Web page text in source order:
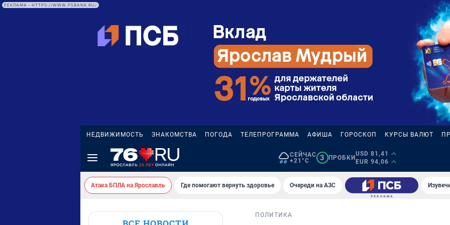
РЕКЛАМА • HTTPS://WWW.PSBANK.RU/
НЕДВИЖИМОСТЬ ЗНАКОМСТВА ПОГОДА ТЕЛЕПРОГРАММА АФИША ГОРОСКОП КУРСЫ ВАЛЮТ
СЕЙЧАС
+21°C
3 ПРОБКИ
USD 81,41
EUR 94,06
Атака БПЛА на Ярославль Где помогают вернуть здоровье Очереди на АЗС
ПОЛИТИКА